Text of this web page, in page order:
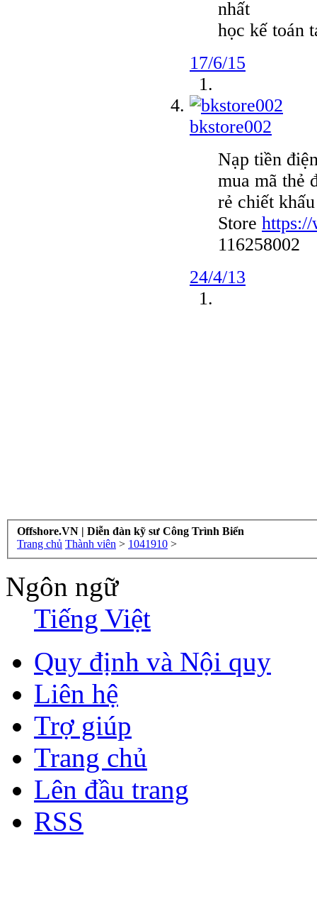
nhất
học kế toán
17/6/15
bkstore002
Nạp tiền
mua mã thẻ
rẻ chiết
Store
116258002
24/4/13
Offshore.VN | Diễn đàn kỹ sư Công Trình Biển
Trang chủ Thành viên > 1041910 >
Ngôn ngữ
Tiếng Việt
Quy định và Nội quy
Liên hệ
Trợ giúp
Trang chủ
Lên đầu trang
RSS